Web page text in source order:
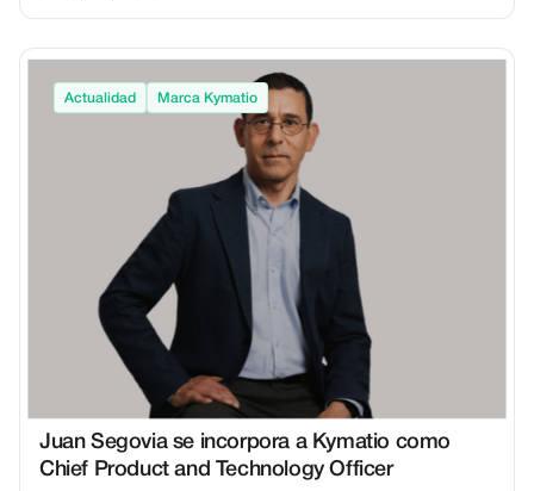
Actualidad Marca Kymatio
Juan Segovia se incorpora a Kymatio como
Chief Product and Technology Officer